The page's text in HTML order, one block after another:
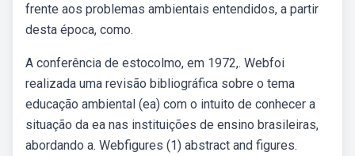
frente aos problemas ambientais entendidos, a partir
desta época, como.
A conferência de estocolmo, em 1972,. Webfoi
realizada uma revisão bibliográfica sobre o tema
educação ambiental (ea) com o intuito de conhecer a
situação da ea nas instituições de ensino brasileiras,
abordando a. Webfigures (1) abstract and figures.